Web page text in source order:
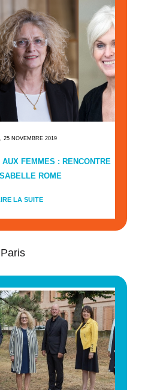
25 NOVEMBRE 2019
FEMMES : RENCONTRE
ROME
LA SUITE